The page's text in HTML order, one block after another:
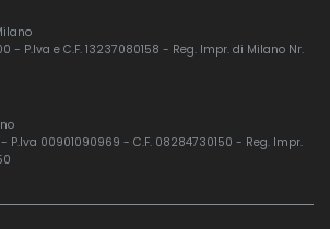
- P.Iva e C.F. 13237080158 - Reg. Impr. di Milano Nr.
P.Iva 00901090969 - C.F. 08284730150 - Reg. Impr.